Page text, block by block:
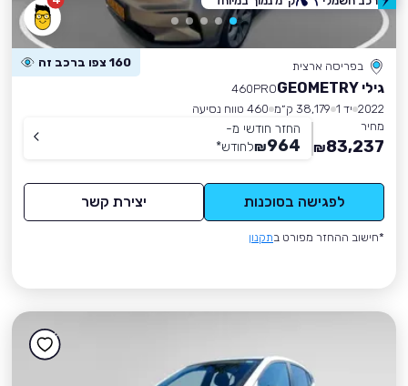
בפריסה ארצית 160 צפו ברכב זה
גילי GEOMETRY
460PRO
2022 יד 1 38,179 ק״מ
460 טווח נסיעה
מחיר
83,237
₪
החזר חודשי מ-
964
₪לחודש*
לפגישה בסוכנות יצירת קשר
*חישוב ההחזר מפורט בתקנון